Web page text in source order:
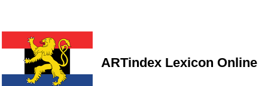
ARTindex Lexicon Online